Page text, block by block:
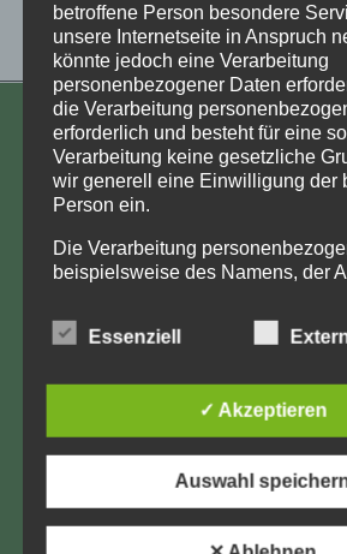
KONTAKT
Aufarbeitung und Erforschung
Kinderverschickung e.V.
Anja Röhl
Kiehlufer 43
info@Verschickungsheime.de
Datenschutz
betroffene Person besondere
unsere Internetseite in Anspruch
könnte jedoch eine Verarbeitung
personenbezogener Daten
die Verarbeitung
erforderlich und besteht für eine
Verarbeitung keine gesetzliche
wir generell eine Einwilligung der
Person ein.
Die Verarbeitung
beispielsweise des Namens, der
Person, erfolgt stets im Einklang
Datenschutz-Grundverordnung
Mittels dieser
Unternehmen die Öffentlichkeit
verarbeiteten personenbezogenen
informieren. Ferner werden
Essenziell
✓ Akzeptieren
Auswahl